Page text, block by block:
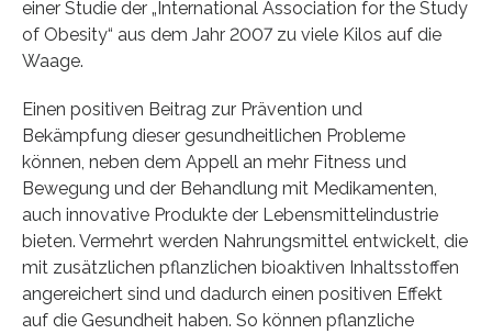
einer Studie der „International Association for the Study
of Obesity“ aus dem Jahr 2007 zu viele Kilos auf die
Waage.
Einen positiven Beitrag zur Prävention und
Bekämpfung dieser gesundheitlichen Probleme
können, neben dem Appell an mehr Fitness und
Bewegung und der Behandlung mit Medikamenten,
auch innovative Produkte der Lebensmittelindustrie
bieten. Vermehrt werden Nahrungsmittel entwickelt, die
mit zusätzlichen pflanzlichen bioaktiven Inhaltsstoffen
angereichert sind und dadurch einen positiven Effekt
auf die Gesundheit haben. So können pflanzliche